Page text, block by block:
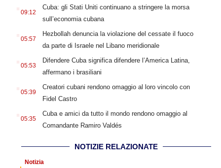
09:12
Cuba: gli Stati Uniti continuano a stringere la morsa
sull’economia cubana
05:57
Hezbollah denuncia la violazione del cessate il fuoco
da parte di Israele nel Libano meridionale
05:53
Difendere Cuba significa difendere l’America Latina,
affermano i brasiliani
05:39
Creatori cubani rendono omaggio al loro vincolo con
Fidel Castro
05:35
Cuba e amici da tutto il mondo rendono omaggio al
Comandante Ramiro Valdés
NOTIZIE RELAZIONATE
Notizia